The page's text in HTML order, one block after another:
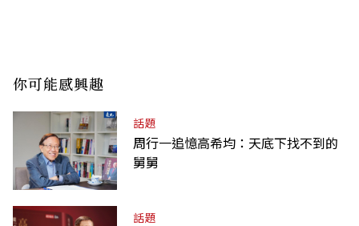
你可能感興趣
話題
周行一追憶高希均：天底下找不到的
舅舅
話題